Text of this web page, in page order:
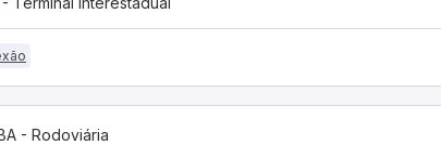
- Rodoviária